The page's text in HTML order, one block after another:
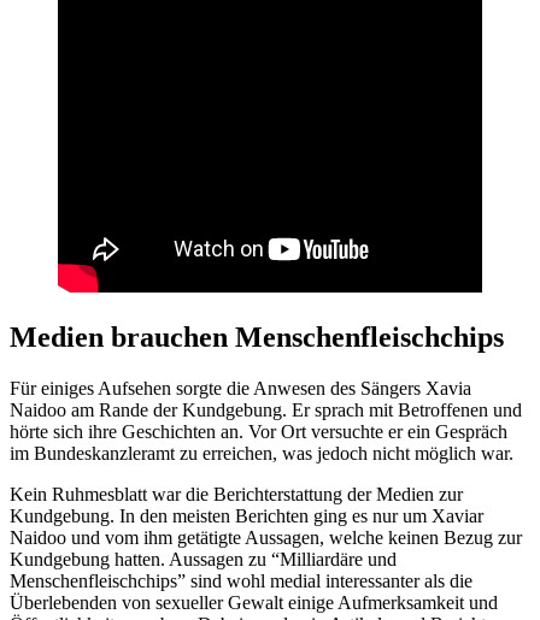
Medien brauchen Menschenfleischchips
Für einiges Aufsehen sorgte die Anwesen des Sängers Xavia
Naidoo am Rande der Kundgebung. Er sprach mit Betroffenen und
hörte sich ihre Geschichten an. Vor Ort versuchte er ein Gespräch
im Bundeskanzleramt zu erreichen, was jedoch nicht möglich war.
Kein Ruhmesblatt war die Berichterstattung der Medien zur
Kundgebung. In den meisten Berichten ging es nur um Xaviar
Naidoo und vom ihm getätigte Aussagen, welche keinen Bezug zur
Kundgebung hatten. Aussagen zu “Milliardäre und
Menschenfleischchips” sind wohl medial interessanter als die
Überlebenden von sexueller Gewalt einige Aufmerksamkeit und